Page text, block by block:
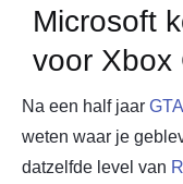
Microsoft
voor Xbox
Na een half jaar
weten waar je
datzelfde level van